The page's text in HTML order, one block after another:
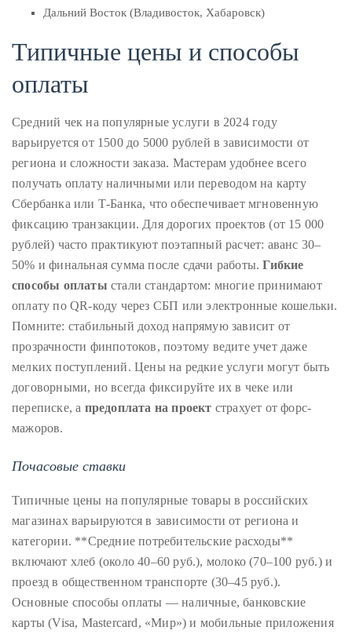
Follow
me
on
Twitter
TWEETS
BY
@@THEDUANEWELLS
©
2018
All
Right
Reserved
by
Privacy
Дальний Восток (Владивосток, Хабаровск)
Типичные цены и способы
оплаты
Средний чек на популярные услуги в 2024 году
варьируется от 1500 до 5000 рублей в зависимости от
региона и сложности заказа. Мастерам удобнее всего
получать оплату наличными или переводом на карту
Сбербанка или Т-Банка, что обеспечивает мгновенную
фиксацию транзакции. Для дорогих проектов (от 15 000
рублей) часто практикуют поэтапный расчет: аванс 30–
50% и финальная сумма после сдачи работы.Гибкие
способы оплаты стали стандартом: многие принимают
оплату по QR-коду через СБП или электронные кошельки.
Помните: стабильный доход напрямую зависит от
прозрачности финпотоков, поэтому ведите учет даже
мелких поступлений. Цены на редкие услуги могут быть
договорными, но всегда фиксируйте их в чеке или
переписке, а предоплата на проект страхует от форс-
мажоров.
Почасовые ставки
Типичные цены на популярные товары в российских
магазинах варьируются в зависимости от региона и
категории. **Средние потребительские расходы**
включают хлеб (около 40–60 руб.), молоко (70–100 руб.) и
проезд в общественном транспорте (30–45 руб.).
Основные способы оплаты — наличные, банковские
карты (Visa, Mastercard, «Мир») и мобильные приложения